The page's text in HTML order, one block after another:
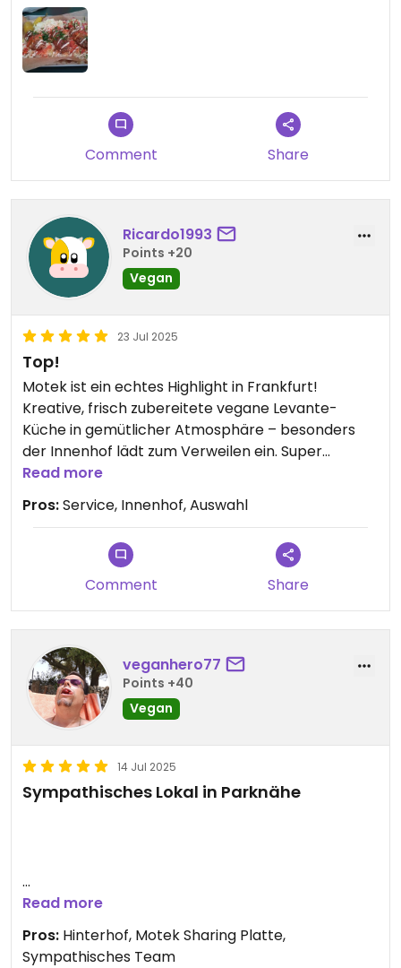
Comment Share
Ricardo1993
Points +20
Vegan
23 Jul 2025
Top!
Motek ist ein echtes Highlight in Frankfurt!
Kreative, frisch zubereitete vegane Levante-
Küche in gemütlicher Atmosphäre – besonders
der Innenhof lädt zum Verweilen ein. Super
freundlicher Service, faire Preise und tolle
Gastgeber. Absolut empfehlenswert – ich komme
sicher wieder!
Read more
Pros:Service, Innenhof, Auswahl
Comment Share
veganhero77
Points +40
Vegan
14 Jul 2025
Sympathisches Lokal in Parknähe
Read more
Pros: Hinterhof, Motek Sharing Platte,
Sympathisches Team